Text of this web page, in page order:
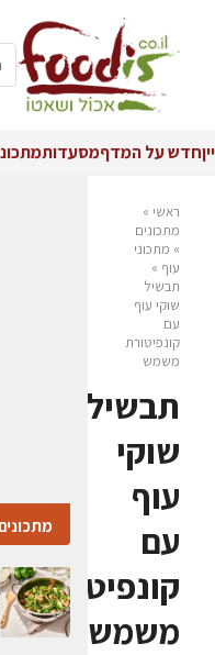
ייןחדש על המדףמסעדות
ראשי »
מתכונים
» מתכוני
עוף »
תבשיל
שוקי עוף
עם
קונפיטורת
משמש
תבשיל
שוקי
עוף
עם
קונפיטורת
משמש